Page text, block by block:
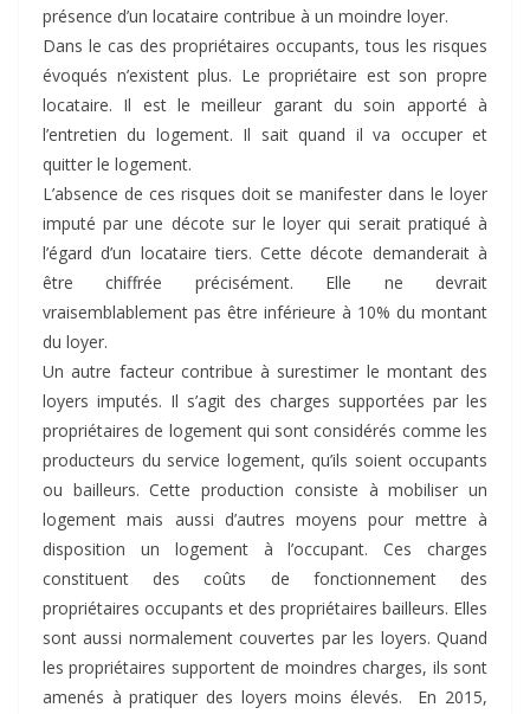
présence d’un locataire contribue à un moindre loyer.
Dans le cas des propriétaires occupants, tous les risques
évoqués n’existent plus. Le propriétaire est son propre
locataire. Il est le meilleur garant du soin apporté à
l’entretien du logement. Il sait quand il va occuper et
quitter le logement.
L’absence de ces risques doit se manifester dans le loyer
imputé par une décote sur le loyer qui serait pratiqué à
l’égard d’un locataire tiers. Cette décote demanderait à
être chiffrée précisément. Elle ne devrait
vraisemblablement pas être inférieure à 10% du montant
du loyer.
Un autre facteur contribue à surestimer le montant des
loyers imputés. Il s’agit des charges supportées par les
propriétaires de logement qui sont considérés comme les
producteurs du service logement, qu’ils soient occupants
ou bailleurs. Cette production consiste à mobiliser un
logement mais aussi d’autres moyens pour mettre à
disposition un logement à l’occupant. Ces charges
constituent des coûts de fonctionnement des
propriétaires occupants et des propriétaires bailleurs. Elles
sont aussi normalement couvertes par les loyers. Quand
les propriétaires supportent de moindres charges, ils sont
amenés à pratiquer des loyers moins élevés. En 2015,